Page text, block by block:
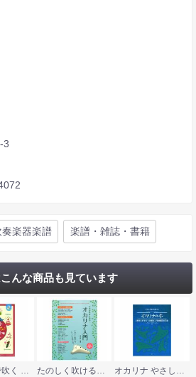
3
楽器楽譜 楽譜・雑誌・書籍
んな商品も見ています
オカリナで吹く イベントお役立ち定番曲集 カラオケCD付 C調管用 ヤマハミュージックメディア
たのしく吹ける、ちゃんと吹ける！ 今日からはじめる！オカリナ入門 全音楽譜出版社
オカリナ やさしく楽しく吹けるオカリナの本 最初に吹きたい定番＆人気曲編 改訂版 ケイエムピー